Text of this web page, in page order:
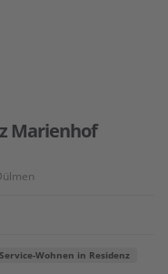
Marienhof
Service-Wohnen in Residenz